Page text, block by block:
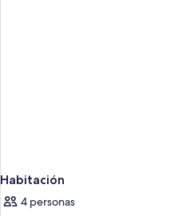
Habitación
4 personas